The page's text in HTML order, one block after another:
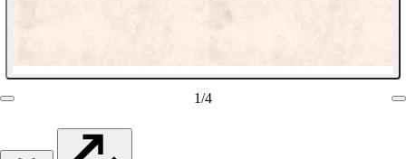
1/4